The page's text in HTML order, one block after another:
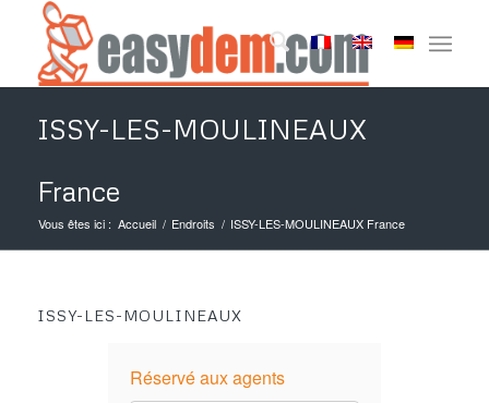
ISSY-LES-MOULINEAUX
France
Vous êtes ici : Accueil / Endroits / ISSY-LES-MOULINEAUX France
ISSY-LES-MOULINEAUX
Réservé aux agents